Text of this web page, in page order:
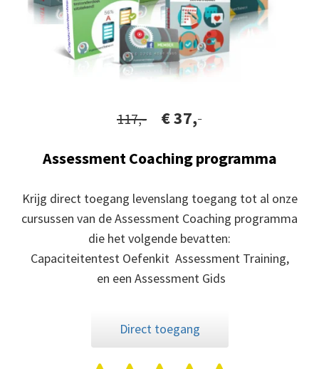
117,- € 37,-
Assessment Coaching programma
Krijg direct toegang levenslang toegang tot al onze
cursussen van de Assessment Coaching programma
die het volgende bevatten:
Capaciteitentest Oefenkit Assessment Training,
en een Assessment Gids
Direct toegang